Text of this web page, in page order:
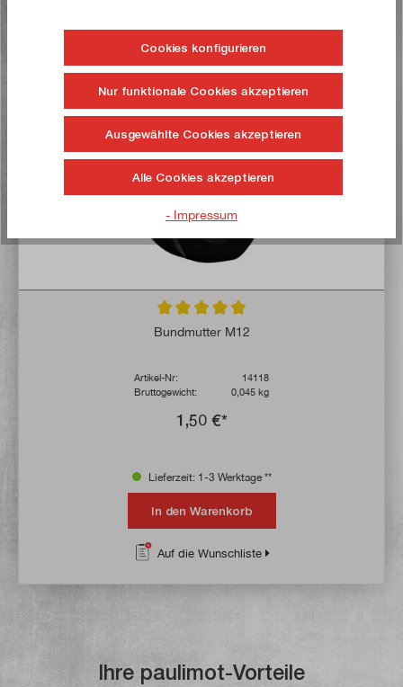
Durchschnittliche Bewertung von 5 von 5
Bundmutter M12
Artikel-Nr:
14118
Bruttogewicht:
0,045 kg
1,50 €*
Jetzt kaufen!
Lieferzeit: 1-3 Werktage **
In den Warenkorb
Auf die Wunschliste
Ihre paulimot-Vorteile
Cookies konfigurieren
Nur funktionale Cookies akzeptieren
Ausgewählte Cookies akzeptieren
Alle Cookies akzeptieren
- Impressum